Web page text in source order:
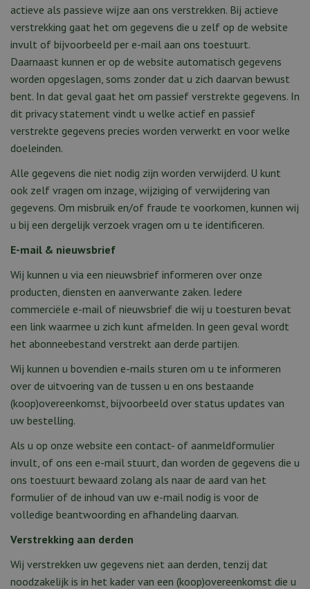
actieve als passieve wijze aan ons verstrekken. Bij actieve
verstrekking gaat het om gegevens die u zelf op de website
invult of bijvoorbeeld per e-mail aan ons toestuurt.
Daarnaast kunnen er op de website automatisch gegevens
worden opgeslagen, soms zonder dat u zich daarvan bewust
bent. In dat geval gaat het om passief verstrekte gegevens. In
dit privacy statement vindt u welke actief en passief
verstrekte gegevens precies worden verwerkt en voor welke
doeleinden.
Alle gegevens die niet nodig zijn worden verwijderd. U kunt
ook zelf vragen om inzage, wijziging of verwijdering van
gegevens. Om misbruik en/of fraude te voorkomen, kunnen wij
u bij een dergelijk verzoek vragen om u te identificeren.
E-mail & nieuwsbrief
Wij kunnen u via een nieuwsbrief informeren over onze
producten, diensten en aanverwante zaken. Iedere
commerciële e-mail of nieuwsbrief die wij u toesturen bevat
een link waarmee u zich kunt afmelden. In geen geval wordt
het abonneebestand verstrekt aan derde partijen.
Wij kunnen u bovendien e-mails sturen om u te informeren
over de uitvoering van de tussen u en ons bestaande
(koop)overeenkomst, bijvoorbeeld over status updates van
uw bestelling.
Als u op onze website een contact- of aanmeldformulier
invult, of ons een e-mail stuurt, dan worden de gegevens die u
ons toestuurt bewaard zolang als naar de aard van het
formulier of de inhoud van uw e-mail nodig is voor de
volledige beantwoording en afhandeling daarvan.
Verstrekking aan derden
Wij verstrekken uw gegevens niet aan derden, tenzij dat
noodzakelijk is in het kader van een (koop)overeenkomst die u